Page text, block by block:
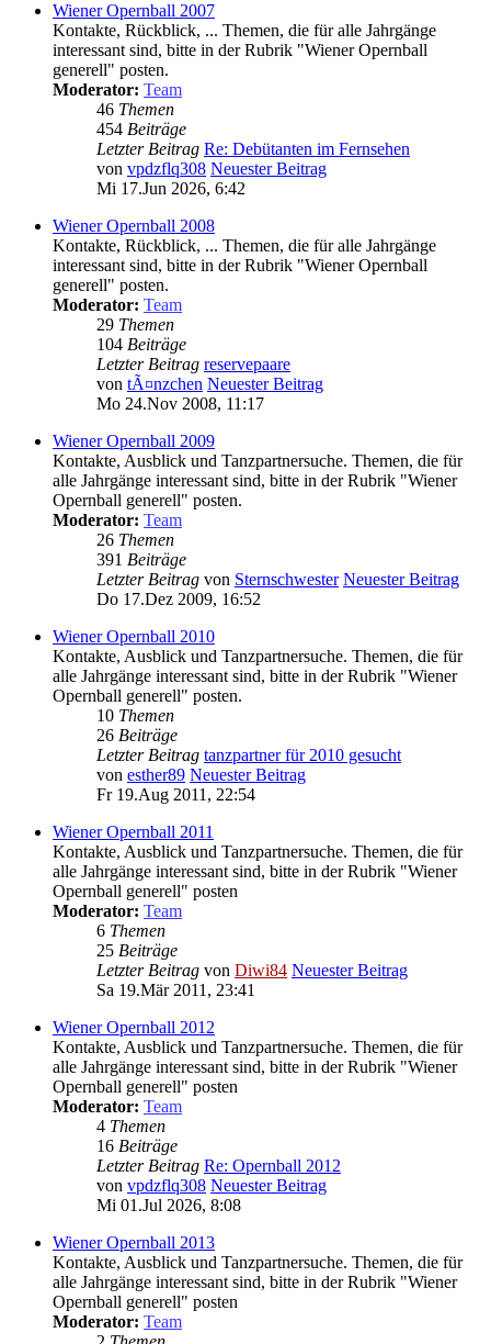
Wiener Opernball 2007
Kontakte, Rückblick, ... Themen, die für alle Jahrgänge
interessant sind, bitte in der Rubrik "Wiener Opernball
generell" posten.
Moderator: Team
46 Themen
454 Beiträge
Letzter Beitrag Re: Debütanten im Fernsehen
von vpdzflq308 Neuester Beitrag
Mi 17.Jun 2026, 6:42
Wiener Opernball 2008
Kontakte, Rückblick, ... Themen, die für alle Jahrgänge
interessant sind, bitte in der Rubrik "Wiener Opernball
generell" posten.
Moderator: Team
29 Themen
104 Beiträge
Letzter Beitrag reservepaare
von tÃ¤nzchen Neuester Beitrag
Mo 24.Nov 2008, 11:17
Wiener Opernball 2009
Kontakte, Ausblick und Tanzpartnersuche. Themen, die für
alle Jahrgänge interessant sind, bitte in der Rubrik "Wiener
Opernball generell" posten.
Moderator: Team
26 Themen
391 Beiträge
Letzter Beitrag von Sternschwester Neuester Beitrag
Do 17.Dez 2009, 16:52
Wiener Opernball 2010
Kontakte, Ausblick und Tanzpartnersuche. Themen, die für
alle Jahrgänge interessant sind, bitte in der Rubrik "Wiener
Opernball generell" posten.
10 Themen
26 Beiträge
Letzter Beitrag tanzpartner für 2010 gesucht
von esther89 Neuester Beitrag
Fr 19.Aug 2011, 22:54
Wiener Opernball 2011
Kontakte, Ausblick und Tanzpartnersuche. Themen, die für
alle Jahrgänge interessant sind, bitte in der Rubrik "Wiener
Opernball generell" posten
Moderator: Team
6 Themen
25 Beiträge
Letzter Beitrag von Diwi84 Neuester Beitrag
Sa 19.Mär 2011, 23:41
Wiener Opernball 2012
Kontakte, Ausblick und Tanzpartnersuche. Themen, die für
alle Jahrgänge interessant sind, bitte in der Rubrik "Wiener
Opernball generell" posten
Moderator: Team
4 Themen
16 Beiträge
Letzter Beitrag Re: Opernball 2012
von vpdzflq308 Neuester Beitrag
Mi 01.Jul 2026, 8:08
Wiener Opernball 2013
Kontakte, Ausblick und Tanzpartnersuche. Themen, die für
alle Jahrgänge interessant sind, bitte in der Rubrik "Wiener
Opernball generell" posten
Moderator: Team